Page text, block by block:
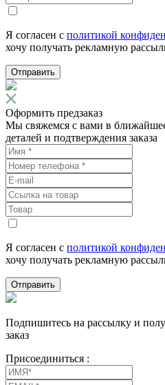
Я согласен с политикой
хочу получать рекламную
Отправить
Оформить предзаказ
Мы свяжемся с вами в
деталей и подтверждения заказа
Я согласен с политикой
хочу получать рекламную
Отправить
Подпишитесь на рассылку и
заказ
Присоединиться :